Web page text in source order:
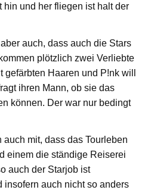
hin und her fliegen ist halt der
auch, dass auch die Stars
plötzlich zwei Verliebte
Haaren und P!nk will
ihren Mann, ob sie das
können. Der war nur bedingt
mit, dass das Tourleben
einem die ständige Reiserei
auch der Starjob ist
insofern auch nicht so anders